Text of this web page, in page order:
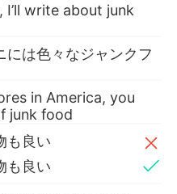
I’ll write about junk
には色々なジャンクフ
in America, you
junk food
も良い
も良い